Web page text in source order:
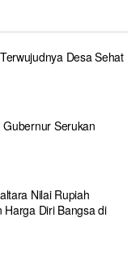
Desa Sehat
Serukan
Nilai Rupiah
Diri Bangsa di